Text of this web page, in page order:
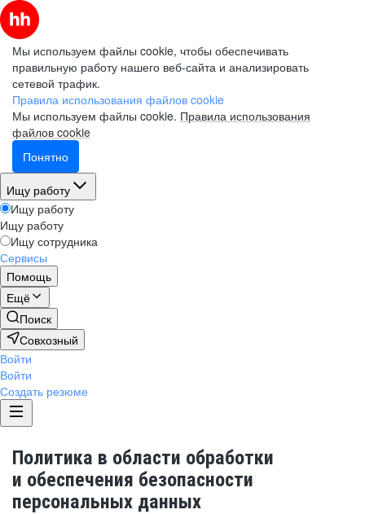
Мы используем файлы cookie, чтобы обеспечивать
правильную работу нашего веб-сайта и анализировать
сетевой трафик.
Правила использования файлов cookie
Мы используем файлы cookie. Правила использования
файлов cookie
Понятно
Ищу работу
Ищу работу
Ищу работу
Ищу сотрудника
Сервисы
Помощь
Ещё
Поиск
Совхозный
Войти
Войти
Создать резюме
Политика в области обработки
и обеспечения безопасности
персональных данных